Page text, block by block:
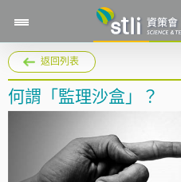
返回列表
何謂「監理沙盒」？